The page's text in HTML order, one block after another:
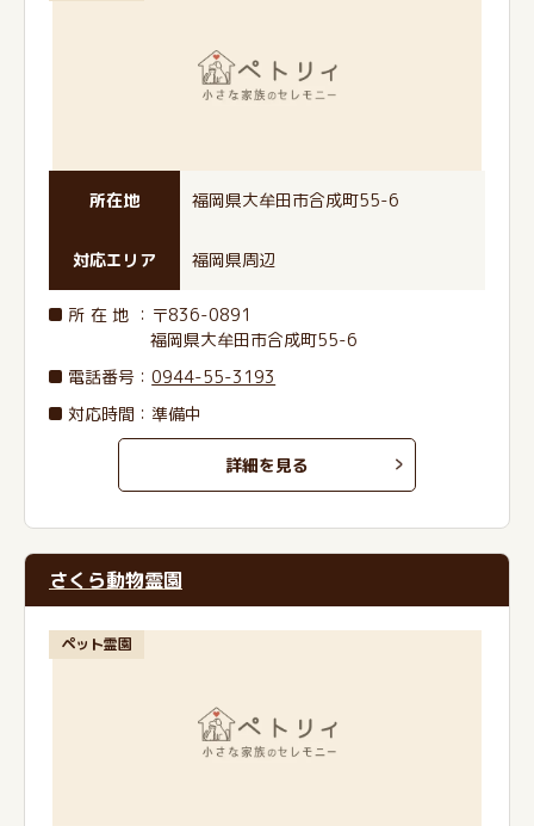
所在地 福岡県大牟田市合成町55-6
対応エリア 福岡県周辺
所在地 ：〒836-0891
福岡県大牟田市合成町55-6
電話番号 ：0944-55-3193
対応時間：準備中
詳細を見る
さくら動物霊園
ペット霊園